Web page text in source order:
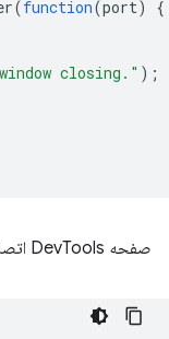
(function(port)
{
closing." );
صفحه DevTools اتصالی مانند این ایجاد می‌کند: